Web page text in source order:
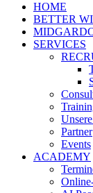
HOME
BETTER
SERVICES
Partner
Events
ACADEMY